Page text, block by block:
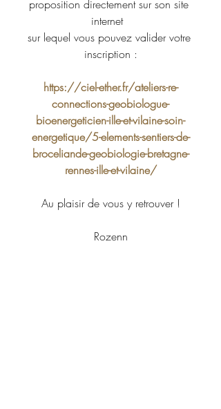
proposition directement sur son site
internet
sur lequel vous pouvez valider votre
inscription :
https://ciel-ether.fr/ateliers-re-
connections-geobiologue-
bioenergeticien-ille-et-vilaine-soin-
energetique/5-elements-sentiers-de-
broceliande-geobiologie-bretagne-
rennes-ille-et-vilaine/
Au plaisir de vous y retrouver !
Rozenn